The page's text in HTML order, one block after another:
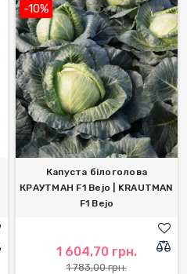
-10%
Капуста білоголова
КРАУТМАН F1 Bejo | KRAUTMAN
F1 Bejo
1 604,70 грн.
1 783,00 грн.